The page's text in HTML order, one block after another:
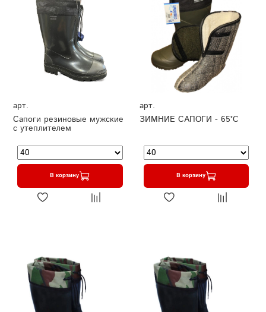
арт.
Сапоги резиновые мужские
с утеплителем
В корзину
арт.
ЗИМНИЕ САПОГИ - 65°C
В корзину